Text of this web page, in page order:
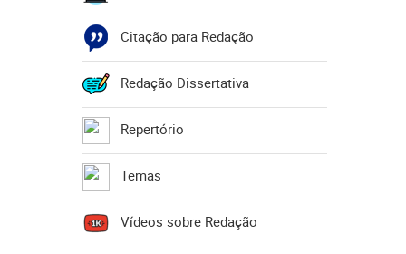
Citação para Redação
Redação Dissertativa
Repertório
Temas
Vídeos sobre Redação